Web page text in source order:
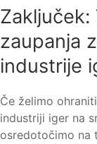
Zaključek:
zaupanja
industrije
Če želimo
industriji iger na
osredotočimo na